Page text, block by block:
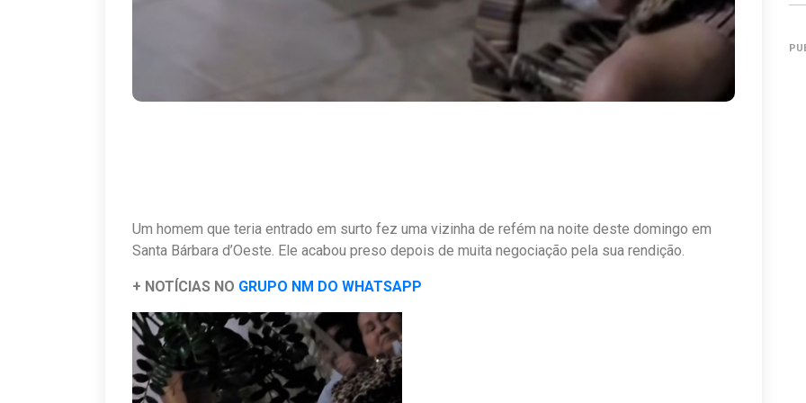
Um homem que teria entrado em surto fez uma vizinha de refém na noite deste domingo em
Santa Bárbara d’Oeste. Ele acabou preso depois de muita negociação pela sua rendição.
+ NOTÍCIAS NO GRUPO NM DO WHATSAPP